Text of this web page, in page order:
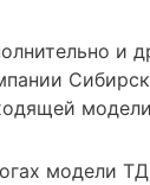
и
модели